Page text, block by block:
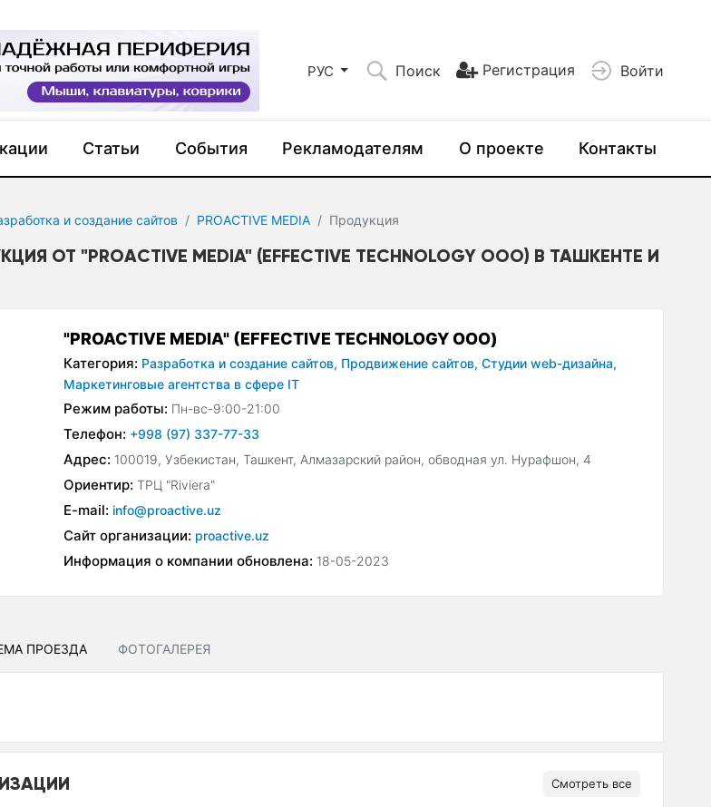
РУС Поиск Регистрация Войти
Статьи События Рекламодателям О проекте Контакты
и создание сайтов PROACTIVE MEDIA Продукция
ОТ "PROACTIVE MEDIA" (EFFECTIVE TECHNOLOGY ООО) В ТАШКЕНТЕ И
"PROACTIVE MEDIA" (EFFECTIVE TECHNOLOGY ООО)
Категория: Разработка и создание сайтов, Продвижение сайтов, Студии web-дизайна,
Маркетинговые агентства в сфере IT
Режим работы: Пн-вс-9:00-21:00
Телефон: +998 (97) 337-77-33
Адрес: 100019, Узбекистан, Ташкент, Алмазарский район, обводная ул. Нурафшон, 4
Ориентир: ТРЦ "Riviera"
E-mail: info@proactive.uz
Сайт организации: proactive.uz
Информация о компании обновлена: 18-05-2023
ПРОЕЗДА ФОТОГАЛЕРЕЯ
Смотреть все